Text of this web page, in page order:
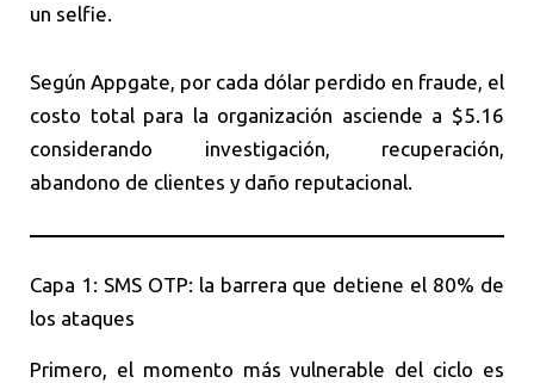
un selfie.
Según Appgate, por cada dólar perdido en fraude, el
costo total para la organización asciende a $5.16
considerando investigación, recuperación,
abandono de clientes y daño reputacional.
Capa 1: SMS OTP: la barrera que detiene el 80% de
los ataques
Primero, el momento más vulnerable del ciclo es